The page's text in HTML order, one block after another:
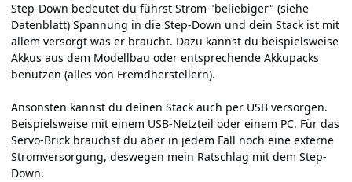
Step-Down bedeutet du führst Strom "beliebiger" (siehe
Datenblatt) Spannung in die Step-Down und dein Stack ist mit
allem versorgt was er braucht. Dazu kannst du beispielsweise
Akkus aus dem Modellbau oder entsprechende Akkupacks
benutzen (alles von Fremdherstellern).
Ansonsten kannst du deinen Stack auch per USB versorgen.
Beispielsweise mit einem USB-Netzteil oder einem PC. Für das
Servo-Brick brauchst du aber in jedem Fall noch eine externe
Stromversorgung, deswegen mein Ratschlag mit dem Step-
Down.